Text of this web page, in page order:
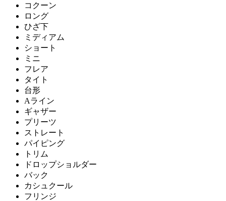
コクーン
ロング
ひざ下
ミディアム
ショート
ミニ
フレア
タイト
台形
Aライン
ギャザー
プリーツ
ストレート
パイピング
トリム
ドロップショルダー
バック
カシュクール
フリンジ